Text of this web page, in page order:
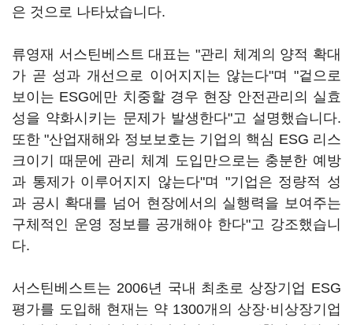
은 것으로 나타났습니다.
류영재 서스틴베스트 대표는 "관리 체계의 양적 확대
가 곧 성과 개선으로 이어지지는 않는다"며 "겉으로
보이는 ESG에만 치중할 경우 현장 안전관리의 실효
성을 약화시키는 문제가 발생한다"고 설명했습니다.
또한 "산업재해와 정보보호는 기업의 핵심 ESG 리스
크이기 때문에 관리 체계 도입만으로는 충분한 예방
과 통제가 이루어지지 않는다"며 "기업은 정량적 성
과 공시 확대를 넘어 현장에서의 실행력을 보여주는
구체적인 운영 정보를 공개해야 한다"고 강조했습니
다.
서스틴베스트는 2006년 국내 최초로 상장기업 ESG
평가를 도입해 현재는 약 1300개의 상장·비상장기업